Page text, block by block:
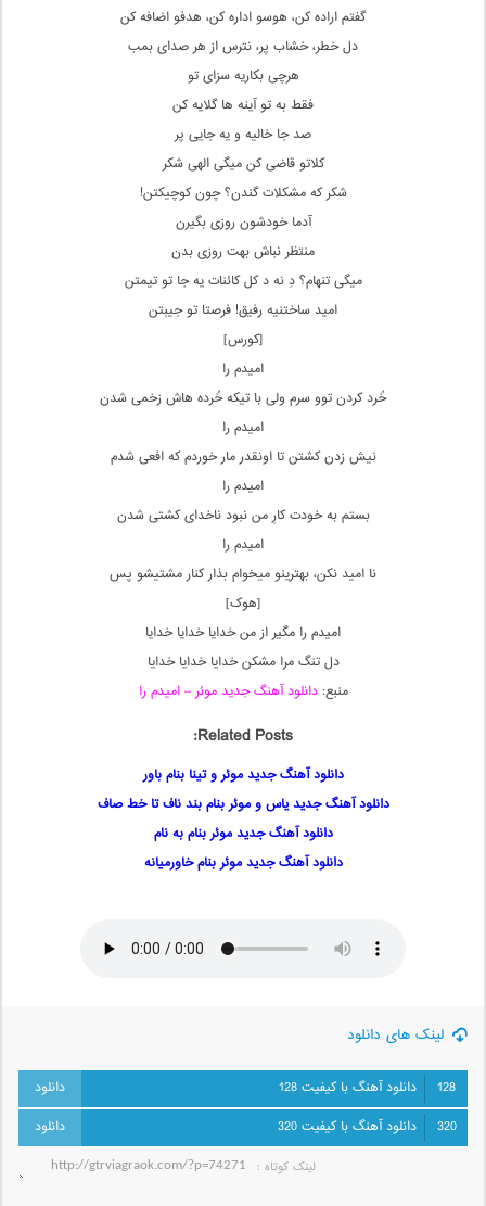
گفتم اراده کن، هوسو اداره کن، هدفو اضافه کن
دل خطر، خشاب پر، نترس از هر صدای بمب
هرچی بکاریه سزای تو
فقط به تو آینه ها گلایه کن
صد جا خالیه و یه جایی پر
کلاتو قاضی کن میگی الهی شکر
شکر که مشکلات گندن؟ چون کوچیکتن!
آدما خودشون روزی بگیرن
منتظر نباش بهت روزی بدن
میگی تنهام؟ دِ نه د کل کائنات یه جا تو تیمتن
امید ساختنیه رفیق! فرصتا تو جیبتن
[کورس]
امیدم را
خُرد کردن توو سرم ولی با تیکه‌ خُرده‌ هاش زخمی شدن
امیدم را
نیش زدن کشتن تا اونقدر مار خوردم که افعی شدم
امیدم را
بستم به خودت کارِ من نبود ناخدای کشتی شدن
امیدم‌ را
نا امید نکن، بهترینو میخوام بذار کنار مشتیشو‌ پس
[هوک]
امیدم را مگیر از من خدایا خدایا خدایا
دل تنگ مرا مشکن خدایا خدایا خدایا
منبع:دانلود آهنگ جدید موئر – امیدم را
Related Posts:
دانلود آهنگ جدید موئر و تینا بنام باور
دانلود آهنگ جدید یاس و موئر بنام بند ناف تا خط صاف
دانلود آهنگ جدید موئر بنام به نام
دانلود آهنگ جدید موئر بنام خاورمیانه
لینک های دانلود
128
دانلود آهنگ با کیفیت 128
320
دانلود آهنگ با کیفیت 320
لینک کوتاه‌ :